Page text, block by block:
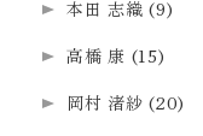
本田 志織 (9)
高橋 康 (15)
岡村 渚紗 (20)